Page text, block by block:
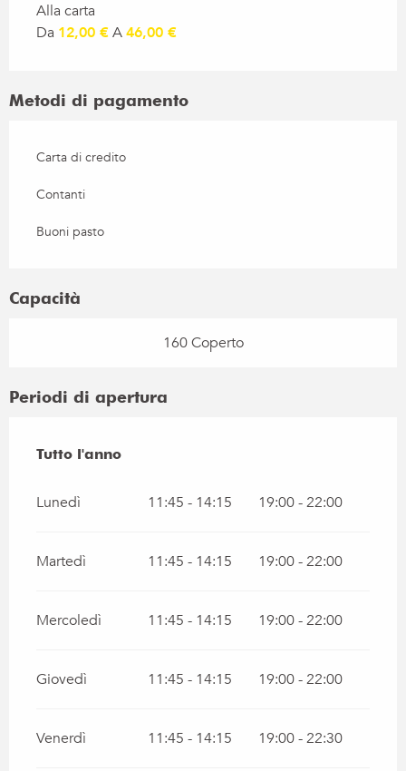
Tariffe 2026
Alla carta
Da 12,00 €A46,00 €
Metodi di pagamento
Carta di credito
Contanti
Buoni pasto
Capacità
160 Coperto
Periodi di apertura
Tutto l'anno
Tutto l'anno
Lunedì 11:45 - 14:15 19:00 - 22:00
Martedì 11:45 - 14:15 19:00 - 22:00
Mercoledì 11:45 - 14:15 19:00 - 22:00
Giovedì 11:45 - 14:15 19:00 - 22:00
Venerdì 11:45 - 14:15 19:00 - 22:30